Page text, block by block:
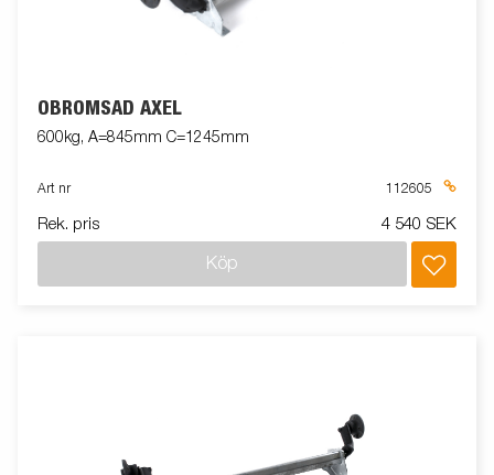
OBROMSAD AXEL
600kg, A=845mm C=1245mm
Art nr 112605
Rek. pris 4 540 SEK
Köp